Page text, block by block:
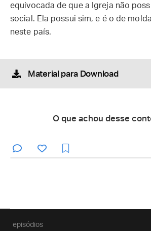
equivocada de que a Igreja não
social. Ela possui sim, e é o de
neste país.
Material para Download
O que achou desse
episódios